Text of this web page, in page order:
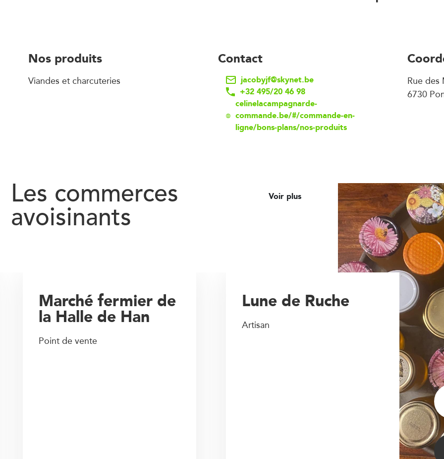
Nos produits
Viandes et charcuteries
Contact
jacobyjf@skynet.be
+32 495/20 46 98
celinelacampagnarde-
commande.be/#/commande-en-
ligne/bons-plans/nos-produits
Rue des
6730
Les commerces
avoisinants
Voir plus
Lune de Ruche
Artisan
Marché fermier de
la Halle de Han
Point de vente